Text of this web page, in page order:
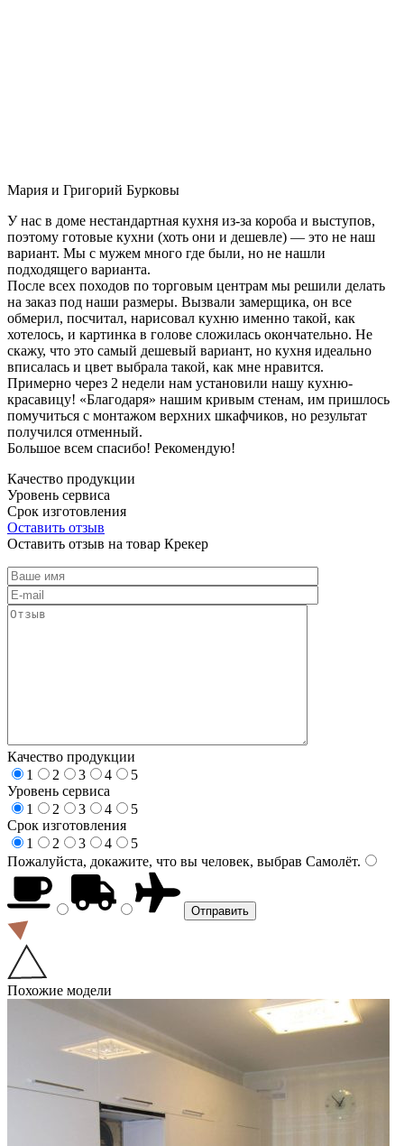
Мария и Григорий Бурковы
У нас в доме нестандартная кухня из-за короба и выступов,
поэтому готовые кухни (хоть они и дешевле) — это не наш
вариант. Мы с мужем много где были, но не нашли
подходящего варианта.
После всех походов по торговым центрам мы решили делать
на заказ под наши размеры. Вызвали замерщика, он все
обмерил, посчитал, нарисовал кухню именно такой, как
хотелось, и картинка в голове сложилась окончательно. Не
скажу, что это самый дешевый вариант, но кухня идеально
вписалась и цвет выбрала такой, как мне нравится.
Примерно через 2 недели нам установили нашу кухню-
красавицу! «Благодаря» нашим кривым стенам, им пришлось
помучиться с монтажом верхних шкафчиков, но результат
получился отменный.
Большое всем спасибо! Рекомендую!
Качество продукции
Уровень сервиса
Срок изготовления
Оставить отзыв
Оставить отзыв на товар Крекер
Качество продукции
1
2 3 4
5
Уровень сервиса
1
2 3 4
5
Срок изготовления
1
2 3 4
5
Пожалуйста, докажите, что вы человек, выбрав Самолёт.
Похожие модели